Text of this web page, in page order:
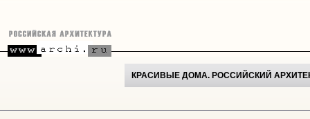
КРАСИВЫЕ ДОМА. РОССИЙСКИЙ